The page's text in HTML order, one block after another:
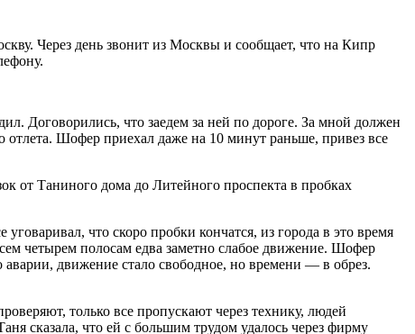
Через день звонит из Москвы и сообщает, что на Кипр
Договорились, что заедем за ней по дороге. За мной должен
отлета. Шофер приехал даже на 10 минут раньше, привез все
от Таниного дома до Литейного проспекта в пробках
что скоро пробки кончатся, из города в это время
четырем полосам едва заметно слабое движение. Шофер
движение стало свободное, но времени — в обрез.
только все пропускают через технику, людей
сказала, что ей с большим трудом удалось через фирму